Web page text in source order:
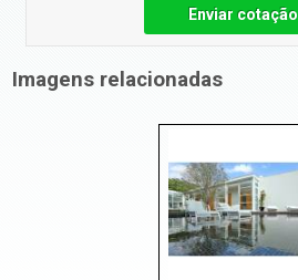
Enviar cotação
Imagens relacionadas